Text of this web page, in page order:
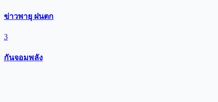
ข่าวพายุ ฝนตก
3
กันจอมพลัง